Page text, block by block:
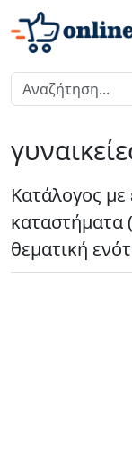
Κατάλογος με
καταστήματα
θεματική